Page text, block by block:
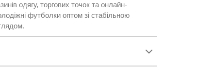
одягу, торгових точок та онлайн-
футболки оптом зі стабільною